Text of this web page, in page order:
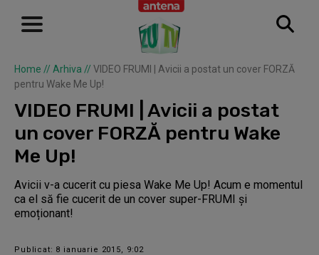
Home // Arhiva // VIDEO FRUMI | Avicii a postat un cover FORZĂ
pentru Wake Me Up!
VIDEO FRUMI | Avicii a postat
un cover FORZĂ pentru Wake
Me Up!
Avicii v-a cucerit cu piesa Wake Me Up! Acum e momentul
ca el să fie cucerit de un cover super-FRUMI și
emoționant!
Publicat: 8 ianuarie 2015, 9:02